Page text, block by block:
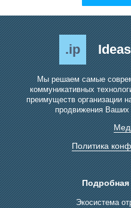
.ip
Мы решаем самые
коммуникативных
преимуществ организации
продвижения Ваших
Политика
Экосистема